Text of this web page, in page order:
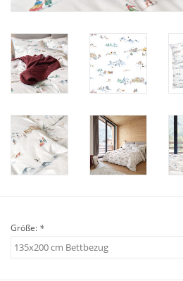
Edles aus Cashmere
Tisch & Küche
Kinder
Geschenkideen und
Gutscheine
Angebote
Größe: *